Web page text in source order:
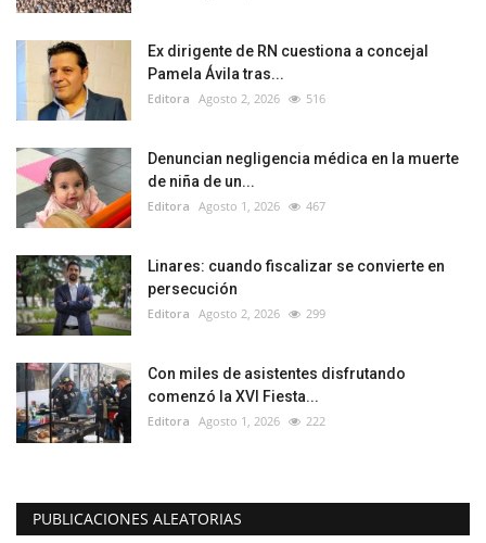
Ex dirigente de RN cuestiona a concejal
Pamela Ávila tras...
Editora Agosto 2, 2026 516
Denuncian negligencia médica en la muerte
de niña de un...
Editora Agosto 1, 2026 467
Linares: cuando fiscalizar se convierte en
persecución
Editora Agosto 2, 2026 299
Con miles de asistentes disfrutando
comenzó la XVI Fiesta...
Editora Agosto 1, 2026 222
PUBLICACIONES ALEATORIAS